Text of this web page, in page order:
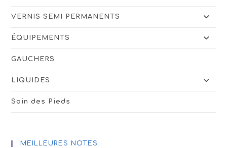
VERNIS SEMI PERMANENTS
ÉQUIPEMENTS
GAUCHERS
LIQUIDES
Soin des Pieds
MEILLEURES NOTES